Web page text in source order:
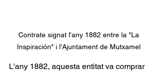
Contrate signat l'any 1882 entre la "La
Inspiración" i l'Ajuntament de Mutxamel
L'any 1882, aquesta entitat va comprar